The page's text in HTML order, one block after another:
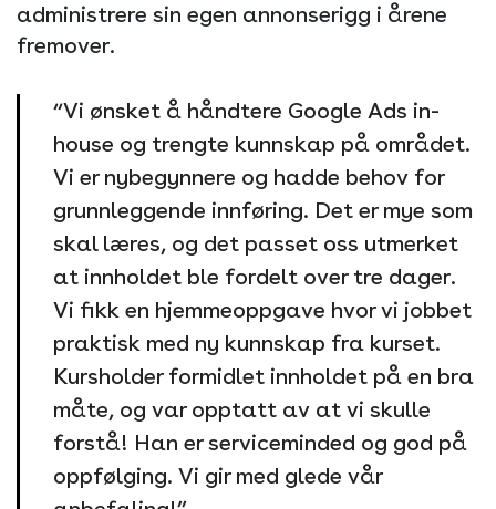
administrere sin egen annonserigg i årene
fremover.
“Vi ønsket å håndtere Google Ads in-
house og trengte kunnskap på området.
Vi er nybegynnere og hadde behov for
grunnleggende innføring. Det er mye som
skal læres, og det passet oss utmerket
at innholdet ble fordelt over tre dager.
Vi fikk en hjemmeoppgave hvor vi jobbet
praktisk med ny kunnskap fra kurset.
Kursholder formidlet innholdet på en bra
måte, og var opptatt av at vi skulle
forstå! Han er serviceminded og god på
oppfølging. Vi gir med glede vår